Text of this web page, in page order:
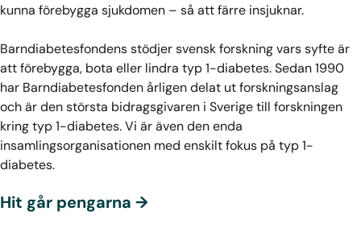
kunna förebygga sjukdomen – så att färre insjuknar.
Barndiabetesfondens stödjer svensk forskning vars syfte är
att förebygga, bota eller lindra typ 1-diabetes. Sedan 1990
har Barndiabetesfonden årligen delat ut forskningsanslag
och är den största bidragsgivaren i Sverige till forskningen
kring typ 1-diabetes. Vi är även den enda
insamlingsorganisationen med enskilt fokus på typ 1-
diabetes.
Hit går pengarna